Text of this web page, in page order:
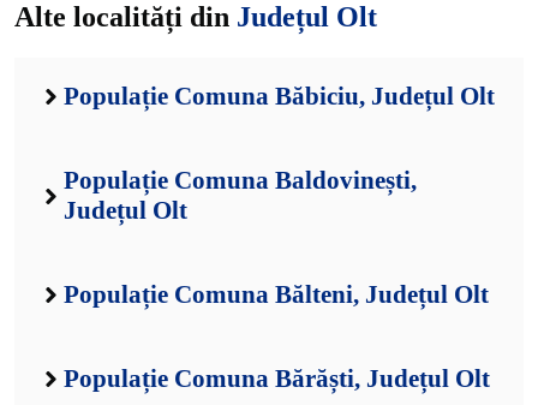
Alte localități din Județul Olt
Populație Comuna Băbiciu, Județul Olt
Populație Comuna Baldovinești,
Județul Olt
Populație Comuna Bălteni, Județul Olt
Populație Comuna Bărăști, Județul Olt